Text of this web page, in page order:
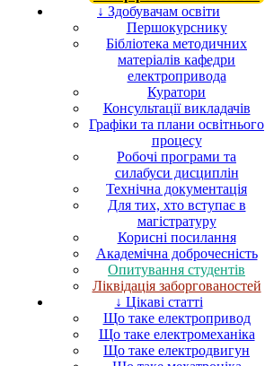
↓ Здобувачам освіти
Першокурснику
Бібліотека методичних
матеріалів кафедри
електропривода
Куратори
Консультації викладачів
Графіки та плани освітнього
процесу
Робочі програми та
силабуси дисциплін
Технічна документація
Для тих, хто вступає в
магістратуру
Корисні посилання
Академічна доброчесність
Опитування студентів
Ліквідація заборгованостей
↓ Цікаві статті
Що таке електропривод
Що таке електромеханіка
Що таке електродвигун